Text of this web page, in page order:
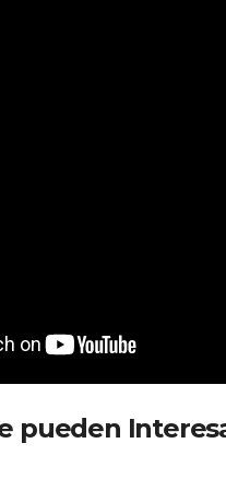
pueden